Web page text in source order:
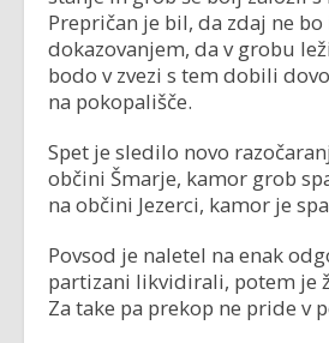
Prepričan je bil, da zdaj ne bo
dokazovanjem, da v grobu
bodo v zvezi s tem dobili
na pokopališče.
Spet je sledilo novo
občini Šmarje, kamor grob
na občini Jezerci, kamor je
Povsod je naletel na enak
partizani likvidirali, potem je
Za take pa prekop ne pride v